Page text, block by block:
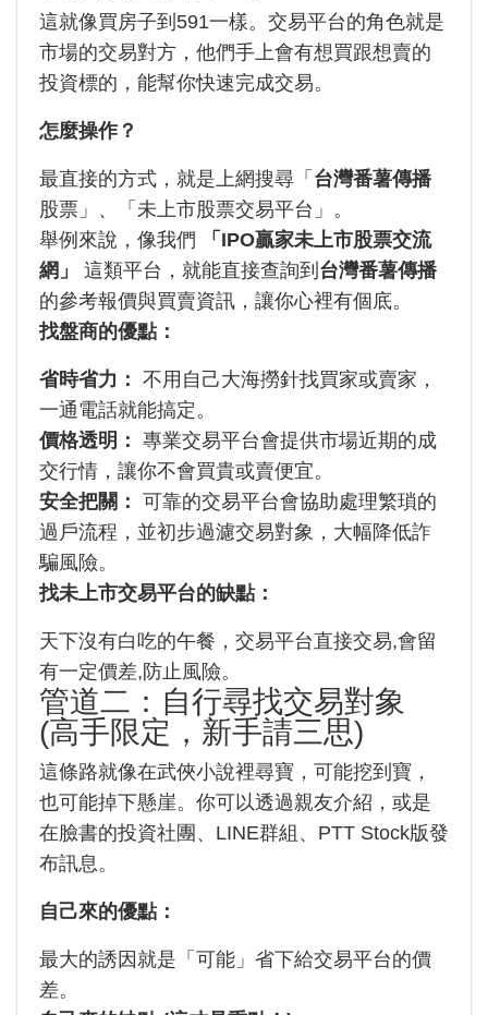
這就像買房子到591一樣。交易平台的角色就是
市場的交易對方，他們手上會有想買跟想賣的
投資標的，能幫你快速完成交易。
怎麼操作？
最直接的方式，就是上網搜尋「 台灣番薯傳播
股票」、「未上市股票交易平台」。
舉例來說，像我們
「IPO贏家未上市股票交流
網」
這類平台，就能直接查詢到 台灣番薯傳播
的參考報價與買賣資訊，讓你心裡有個底。
找盤商的優點：
省時省力： 不用自己大海撈針找買家或賣家，
一通電話就能搞定。
價格透明： 專業交易平台會提供市場近期的成
交行情，讓你不會買貴或賣便宜。
安全把關： 可靠的交易平台會協助處理繁瑣的
過戶流程，並初步過濾交易對象，大幅降低詐
騙風險。
找未上市交易平台的缺點：
天下沒有白吃的午餐，交易平台直接交易,會留
有一定價差,防止風險。
管道二：自行尋找交易對象
(高手限定，新手請三思)
這條路就像在武俠小說裡尋寶，可能挖到寶，
也可能掉下懸崖。你可以透過親友介紹，或是
在臉書的投資社團、LINE群組、PTT Stock版發
布訊息。
自己來的優點：
最大的誘因就是「可能」省下給交易平台的價
差。